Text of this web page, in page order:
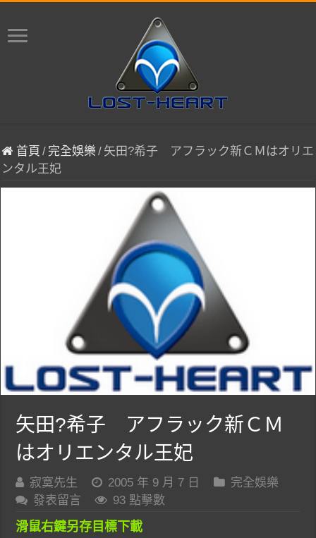
首頁 / 完全娛樂 / 矢田?希子 アフラック新ＣＭはオリエ
ンタル王妃
矢田?希子 アフラック新ＣＭ
はオリエンタル王妃
寂寞先生 2005 年 9 月 7 日
完全娛樂
發表留言
93 點擊數
滑鼠右鍵另存目標下載